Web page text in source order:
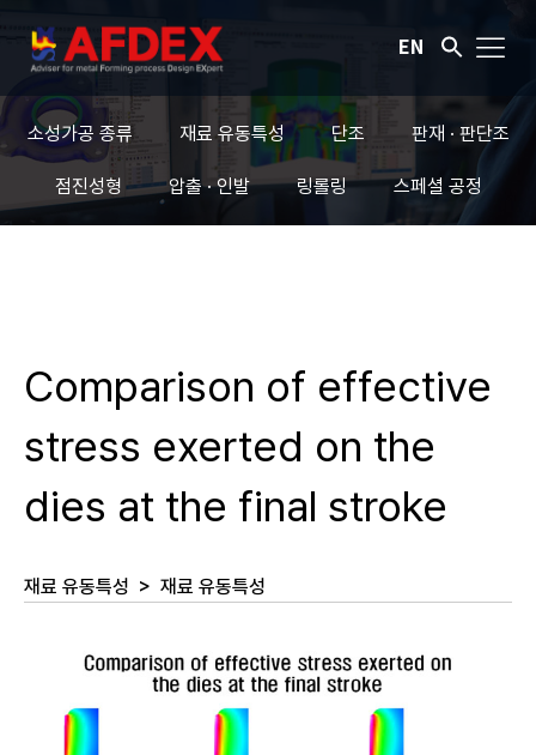
EN
소성가공 종류 재료 유동특성 단조 판재 · 판단조
점진성형 압출 · 인발 링롤링 스페셜 공정
Comparison of effective
stress exerted on the
dies at the final stroke
재료 유동특성 > 재료 유동특성